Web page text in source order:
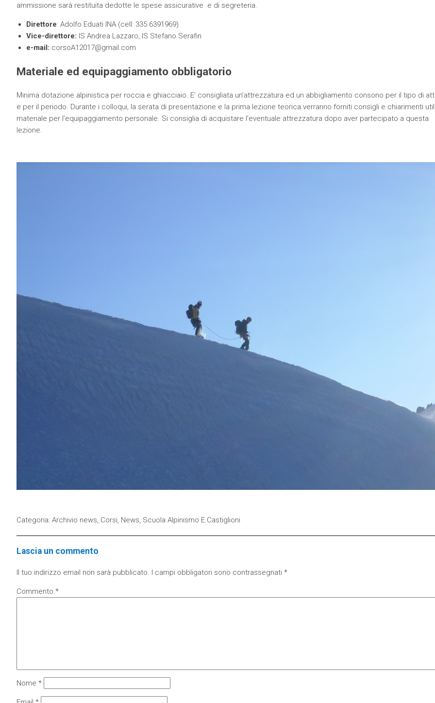
ammissione sarà restituita dedotte le spese assicurative e di segreteria.
Direttore: Adolfo Eduati INA (cell: 335 6391969)
Vice-direttore: IS Andrea Lazzaro, IS Stefano Serafin
e-mail: corsoA12017@gmail.com
Materiale ed equipaggiamento obbligatorio
Minima dotazione alpinistica per roccia e ghiacciaio. E’ consigliata un’attrezzatura ed un abbigliamento consono per il tipo di
e per il periodo. Durante i colloqui, la serata di presentazione e la prima lezione teorica verranno forniti consigli e chiarimenti
materiale per l’equipaggiamento personale. Si consiglia di acquistare l’eventuale attrezzatura dopo aver partecipato a questa
lezione.
Categoria: Archivio news, Corsi, News, Scuola Alpinismo E.Castiglioni
Lascia un commento
Il tuo indirizzo email non sarà pubblicato. I campi obbligatori sono contrassegnati *
Commento *
Nome *